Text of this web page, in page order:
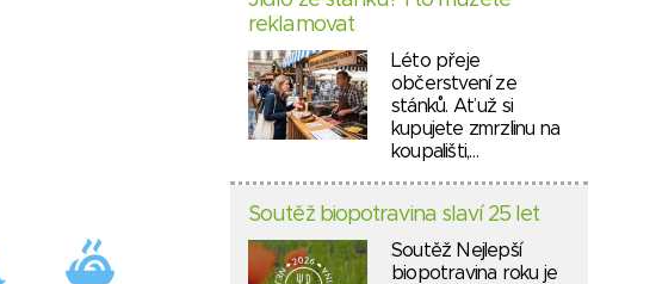
reklamovat
Léto přeje
občerstvení ze
stánků. Ať už si
kupujete zmrzlinu na
koupališti,…
Soutěž biopotravina slaví 25 let
Soutěž Nejlepší
biopotravina roku je